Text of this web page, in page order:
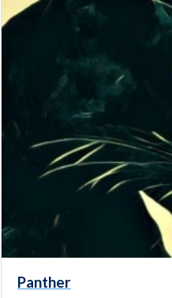
Panther